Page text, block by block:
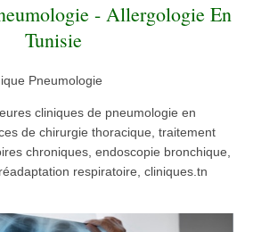
- Allergologie En
Tunisie
Pneumologie
cliniques de pneumologie en
de chirurgie thoracique, traitement
chroniques, endoscopie bronchique,
respiratoire, cliniques.tn